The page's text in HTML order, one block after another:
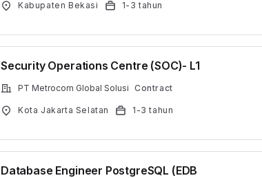
Kabupaten Bekasi 1-3 tahun
Security Operations Centre (SOC)- L1
PT Metrocom Global Solusi Contract
Kota Jakarta Selatan 1-3 tahun
Database Engineer PostgreSQL (EDB